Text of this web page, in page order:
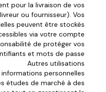
pour la livraison de vos
ou fournisseur). Vos
peuvent être stockés
via votre compte
de protéger vos
et mots de passe.
Autres utilisations
personnelles
études de marché à des